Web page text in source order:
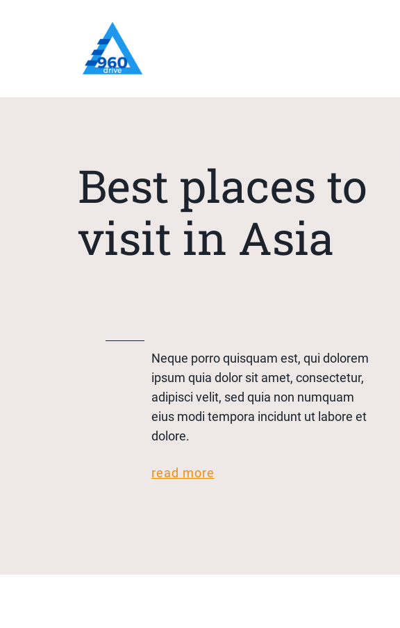
Best places to
visit in Asia
Neque porro quisquam est, qui dolorem
ipsum quia dolor sit amet, consectetur,
adipisci velit, sed quia non numquam
eius modi tempora incidunt ut labore et
dolore.
read more